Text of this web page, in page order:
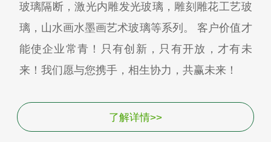
玻璃隔断，激光内雕发光玻璃，雕刻雕花工艺玻
璃，山水画水墨画艺术玻璃等系列。 客户价值才
能使企业常青！只有创新，只有开放，才有未
来！我们愿与您携手，相生协力，共赢未来！
了解详情>>